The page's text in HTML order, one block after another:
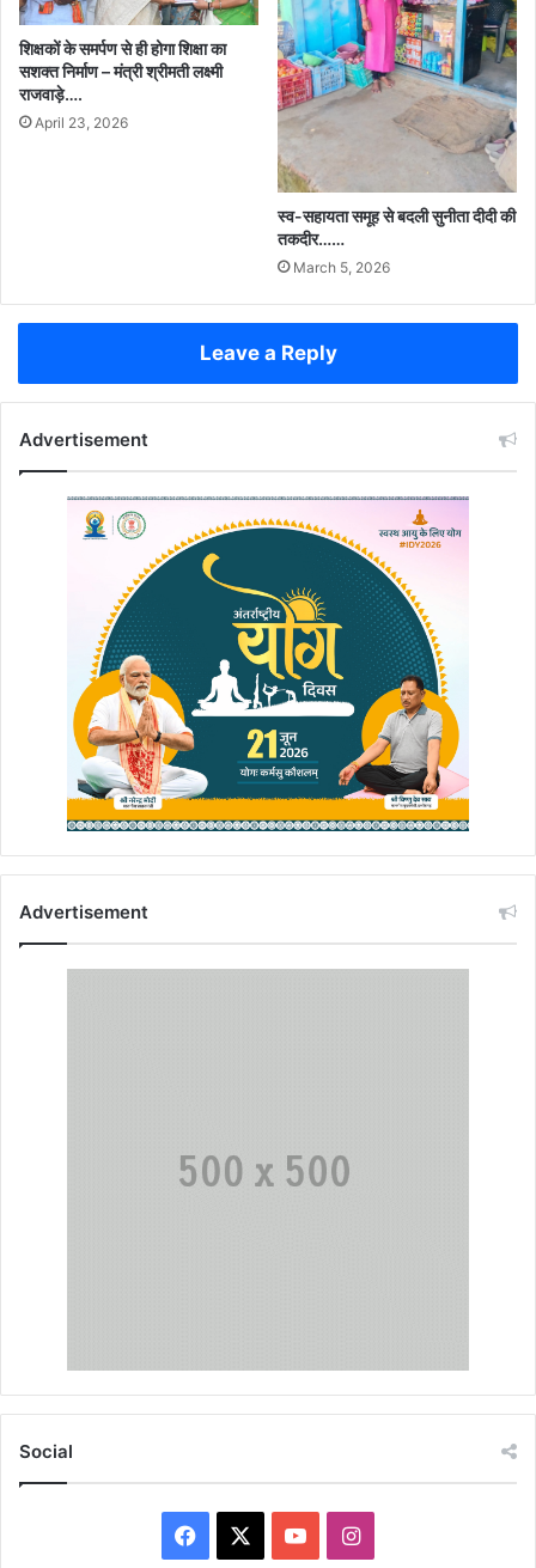
शिक्षकों के समर्पण से ही होगा शिक्षा का
सशक्त निर्माण – मंत्री श्रीमती लक्ष्मी
राजवाड़े….
April 23, 2026
स्व-सहायता समूह से बदली सुनीता दीदी की
तकदीर……
March 5, 2026
Leave a Reply
Advertisement
Advertisement
Social
Facebook YouTubeInstagram